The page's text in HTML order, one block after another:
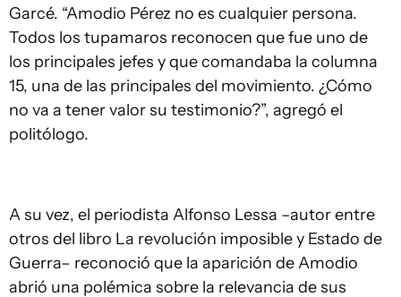
Garcé. “Amodio Pérez no es cualquier persona.
Todos los tupamaros reconocen que fue uno de
los principales jefes y que comandaba la columna
15, una de las principales del movimiento. ¿Cómo
no va a tener valor su testimonio?”, agregó el
politólogo.
A su vez, el periodista Alfonso Lessa –autor entre
otros del libro La revolución imposible y Estado de
Guerra– reconoció que la aparición de Amodio
abrió una polémica sobre la relevancia de sus